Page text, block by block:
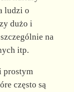
ludzi o
dużo i
na
itp.
prostym
często są